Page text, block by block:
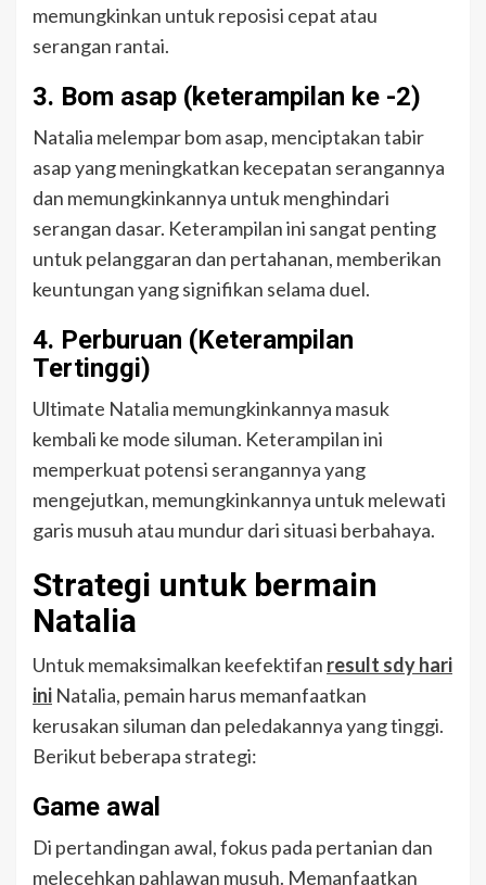
memungkinkan untuk reposisi cepat atau
serangan rantai.
3. Bom asap (keterampilan ke -2)
Natalia melempar bom asap, menciptakan tabir
asap yang meningkatkan kecepatan serangannya
dan memungkinkannya untuk menghindari
serangan dasar. Keterampilan ini sangat penting
untuk pelanggaran dan pertahanan, memberikan
keuntungan yang signifikan selama duel.
4. Perburuan (Keterampilan
Tertinggi)
Ultimate Natalia memungkinkannya masuk
kembali ke mode siluman. Keterampilan ini
memperkuat potensi serangannya yang
mengejutkan, memungkinkannya untuk melewati
garis musuh atau mundur dari situasi berbahaya.
Strategi untuk bermain
Natalia
Untuk memaksimalkan keefektifan result sdy hari
ini Natalia, pemain harus memanfaatkan
kerusakan siluman dan peledakannya yang tinggi.
Berikut beberapa strategi:
Game awal
Di pertandingan awal, fokus pada pertanian dan
melecehkan pahlawan musuh. Memanfaatkan